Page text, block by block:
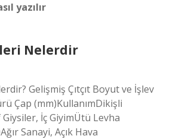
yazılır
Nelerdir
Gelişmiş Çıtçıt Boyut ve İşlev
Çap (mm)KullanımDikişli
Giysiler, İç GiyimÜtü Levha
Sanayi, Açık Hava